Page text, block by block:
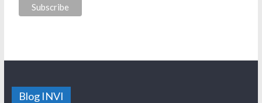
Blog INVI